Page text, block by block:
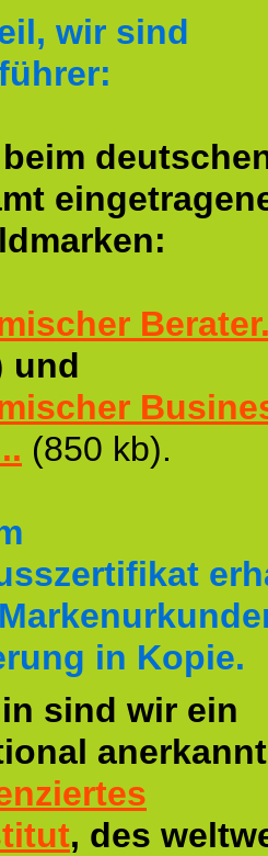
wir sind
und
(850 kb).
in Kopie.
sind wir ein
, des